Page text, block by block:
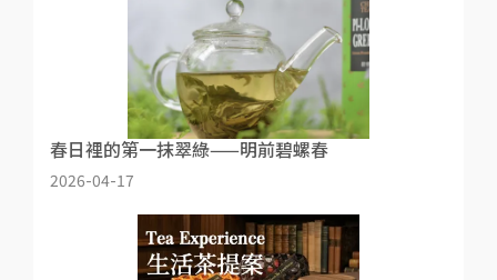
春日裡的第一抹翠綠——明前碧螺春
2026-04-17